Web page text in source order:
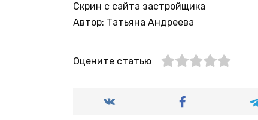
Скрин с сайта застройщика
Автор: Татьяна Андреева
Оцените статью